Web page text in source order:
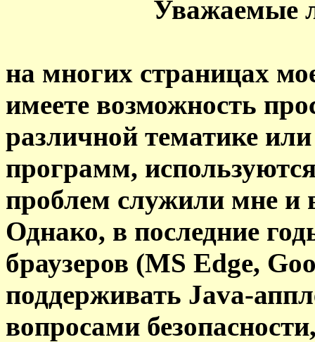
Уважаемые
на многих страницах
имеете возможность
различной тематике
программ,
проблем служили мне и
Однако, в последние
браузеров (MS Edge,
поддерживать Java-
вопросами